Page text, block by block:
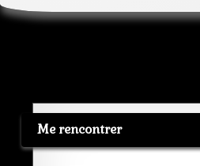
Me rencontrer